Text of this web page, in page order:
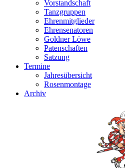
Vorstandschaft
Tanzgruppen
Ehrenmitglieder
Ehrensenatoren
Goldner Löwe
Patenschaften
Satzung
Termine
Jahresübersicht
Rosenmontage
Archiv